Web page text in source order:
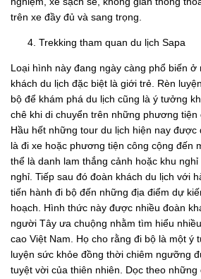
trên xe đầy đủ và sang trọng.
Trekking tham quan du lịch Sapa
Loại hình này đang ngày càng phổ biến
khách du lịch đặc biệt là giới trẻ. Rèn
bộ để khám phá du lịch cũng là ý tưởng
chê khi di chuyển trên những phương tiện
Hầu hết những tour du lịch hiện nay được
là đi xe hoặc phương tiện công cộng đến
thể là danh lam thắng cảnh hoặc khu
nghỉ. Tiếp sau đó đoàn khách du lịch với
tiến hành đi bộ đến những địa điểm dự
hoạch. Hình thức này được nhiều đoàn
người Tây ưa chuộng nhằm tìm hiểu
cao Việt Nam. Họ cho rằng đi bộ là một ý
luyện sức khỏe đồng thời chiêm ngưỡng
tuyệt vời của thiên nhiên. Dọc theo